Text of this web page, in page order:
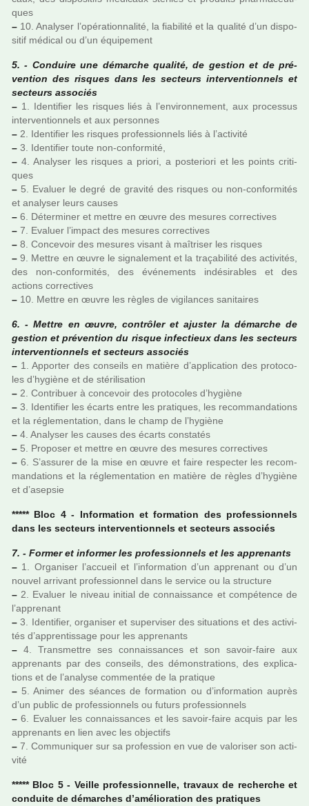
ques
– 10. Analyser l’opé­ra­tion­na­lité, la fia­bi­lité et la qua­lité d’un dis­po­
si­tif médi­cal ou d’un équipement
5. - Conduire une démar­che qua­lité, de ges­tion et de pré­
ven­tion des ris­ques dans les sec­teurs inter­ven­tion­nels et
sec­teurs asso­ciés
– 1. Identifier les ris­ques liés à l’envi­ron­ne­ment, aux pro­ces­sus
inter­ven­tion­nels et aux per­son­nes
– 2. Identifier les ris­ques pro­fes­sion­nels liés à l’acti­vité
– 3. Identifier toute non-confor­mité,
– 4. Analyser les ris­ques a priori, a pos­te­riori et les points cri­ti­
ques
– 5. Evaluer le degré de gra­vité des ris­ques ou non-confor­mi­tés
et ana­ly­ser leurs causes
– 6. Déterminer et mettre en œuvre des mesu­res cor­rec­ti­ves
– 7. Evaluer l’impact des mesu­res cor­rec­ti­ves
– 8. Concevoir des mesu­res visant à maî­tri­ser les ris­ques
– 9. Mettre en œuvre le signa­le­ment et la tra­ça­bi­lité des acti­vi­tés,
des non-confor­mi­tés, des événements indé­si­ra­bles et des
actions cor­rec­ti­ves
– 10. Mettre en œuvre les règles de vigi­lan­ces sani­tai­res
6. - Mettre en œuvre, contrô­ler et ajus­ter la démar­che de
ges­tion et pré­ven­tion du risque infec­tieux dans les sec­teurs
inter­ven­tion­nels et sec­teurs asso­ciés
– 1. Apporter des conseils en matière d’appli­ca­tion des pro­to­co­
les d’hygiène et de sté­ri­li­sa­tion
– 2. Contribuer à conce­voir des pro­to­co­les d’hygiène
– 3. Identifier les écarts entre les pra­ti­ques, les recom­man­da­tions
et la régle­men­ta­tion, dans le champ de l’hygiène
– 4. Analyser les causes des écarts cons­ta­tés
– 5. Proposer et mettre en œuvre des mesu­res cor­rec­ti­ves
– 6. S’assu­rer de la mise en œuvre et faire res­pec­ter les recom­
man­da­tions et la régle­men­ta­tion en matière de règles d’hygiène
et d’asep­sie
***** Bloc 4 - Information et for­ma­tion des pro­fes­sion­nels
dans les sec­teurs inter­ven­tion­nels et sec­teurs asso­ciés
7. - Former et infor­mer les pro­fes­sion­nels et les appre­nants
– 1. Organiser l’accueil et l’infor­ma­tion d’un appre­nant ou d’un
nouvel arri­vant pro­fes­sion­nel dans le ser­vice ou la struc­ture
– 2. Evaluer le niveau ini­tial de connais­sance et com­pé­tence de
l’appre­nant
– 3. Identifier, orga­ni­ser et super­vi­ser des situa­tions et des acti­vi­
tés d’appren­tis­sage pour les appre­nants
– 4. Transmettre ses connais­san­ces et son savoir-faire aux
appre­nants par des conseils, des démons­tra­tions, des expli­ca­
tions et de l’ana­lyse com­men­tée de la pra­ti­que
– 5. Animer des séan­ces de for­ma­tion ou d’infor­ma­tion auprès
d’un public de pro­fes­sion­nels ou futurs pro­fes­sion­nels
– 6. Evaluer les connais­san­ces et les savoir-faire acquis par les
appre­nants en lien avec les objec­tifs
– 7. Communiquer sur sa pro­fes­sion en vue de valo­ri­ser son acti­
vité
***** Bloc 5 - Veille pro­fes­sion­nelle, tra­vaux de recher­che et
conduite de démar­ches d’amé­lio­ra­tion des pra­ti­ques